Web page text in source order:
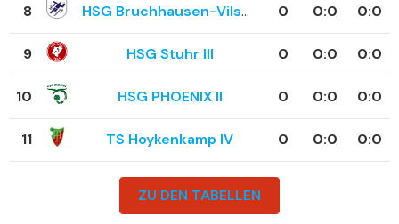
8 HSG Bruchhausen-Vilsen II 0 0:0 0:0
9 HSG Stuhr III 0 0:0 0:0
10 HSG PHOENIX II 0 0:0 0:0
11 TS Hoykenkamp IV 0 0:0 0:0
ZU DEN TABELLEN